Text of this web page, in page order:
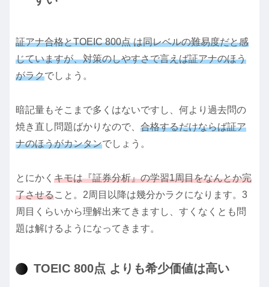
証アナ合格とTOEIC 800点 は同レベルの難易度だと感
じていますが、対策のしやすさで言えば証アナのほう
がラクでしょう。
暗記量もそこまで多くはないですし、何より過去問の
焼き直し問題ばかりなので、 合格するだけならば証ア
ナのほうがカンタンでしょう。
とにかく キモは『証券分析』の学習1周目をなんとか完
了させること。2周目以降は幾分かラクになります。3
周目くらいから理解出来てきますし、すくなくとも問
題は解けるようになってきます。
TOEIC 800点 よりも希少価値は高い